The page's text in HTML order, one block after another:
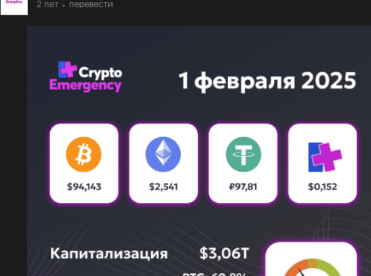
2 лет · перевести